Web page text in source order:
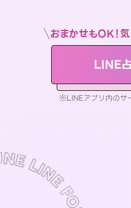
おまかせもOK！
LINE
※LINEアプリ内のサ